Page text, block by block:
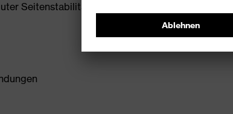
Seitenstabilität und thermisch nicht leitend, für